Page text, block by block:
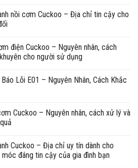
nồi cơm Cuckoo – Địa chỉ tin cậy cho
điện Cuckoo – Nguyên nhân, cách
cho người sử dụng
Lỗi E01 – Nguyên Nhân, Cách Khắc
Cuckoo – Nguyên nhân, cách xử lý và
Cuckoo – Địa chỉ uy tín dành cho
đáng tin cậy của gia đình bạn